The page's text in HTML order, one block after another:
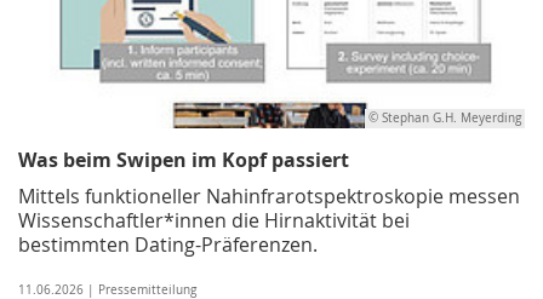
© Stephan G.H. Meyerding
Was beim Swipen im Kopf passiert
Mittels funktioneller Nahinfrarotspektroskopie messen
Wissenschaftler*innen die Hirnaktivität bei
bestimmten Dating-Präferenzen.
11.06.2026 | Pressemitteilung